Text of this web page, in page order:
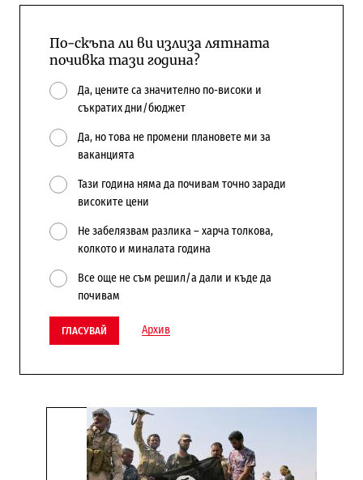
По-скъпа ли ви излиза лятната
почивка тази година?
Да, цените са значително по-високи и
съкратих дни/бюджет
Да, но това не промени плановете ми за
ваканцията
Тази година няма да почивам точно заради
високите цени
Не забелязвам разлика – харча толкова,
колкото и миналата година
Все още не съм решил/а дали и къде да
почивам
ГЛАСУВАЙ Архив